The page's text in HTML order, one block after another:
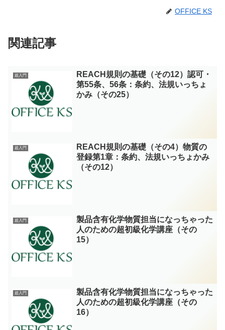
OFFICE KS
関連記事
超入門
REACH規則の基礎（その12）認可・
第55条、56条：条約、法規いっちょ
かみ（その25）
超入門
REACH規則の基礎（その4）物質の
登録第1章：条約、法規いっちょかみ
（その12）
超入門
製品含有化学物質担当になっちゃった
人のための超初級化学講座（その
15）
超入門
製品含有化学物質担当になっちゃった
人のための超初級化学講座（その
16）